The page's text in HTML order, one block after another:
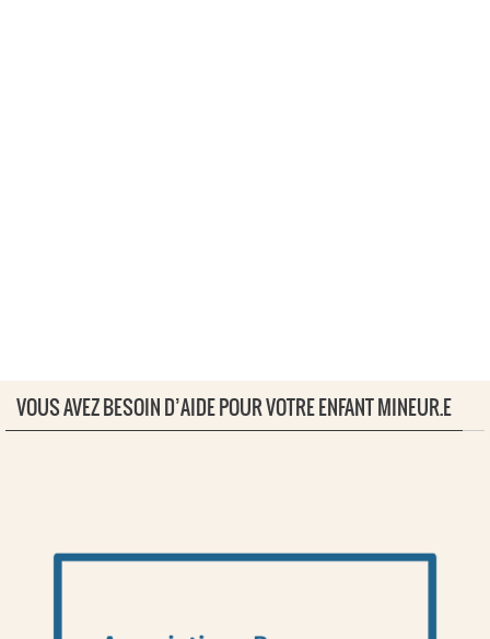
VOUS AVEZ BESOIN D’AIDE POUR VOTRE ENFANT MINEUR.E